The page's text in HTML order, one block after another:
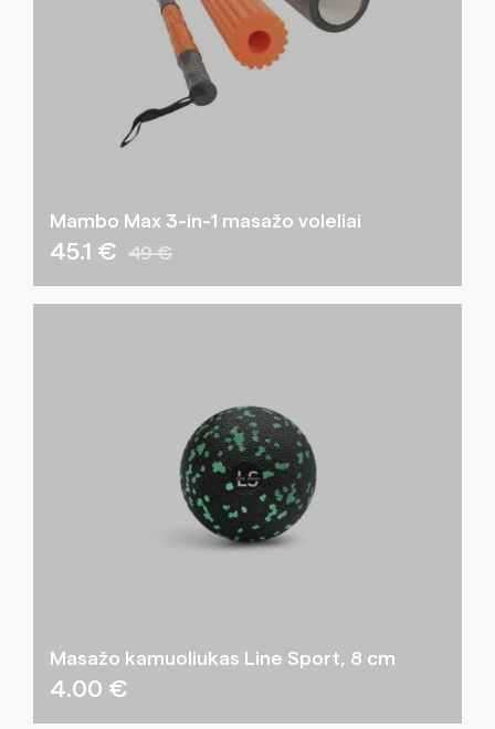
Mambo Max 3-in-1 masažo voleliai
45.1 € 49 €
Masažo kamuoliukas Line Sport, 8 cm
4.00 €